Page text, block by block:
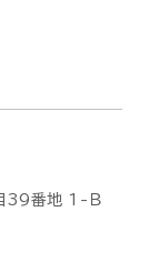
39番地 1-Ｂ